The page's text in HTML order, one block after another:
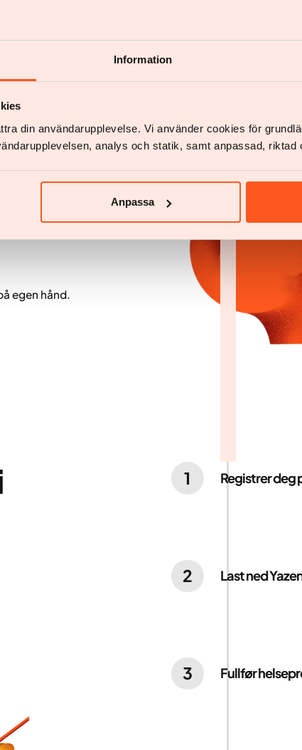
Information
din användarupplevelse. Vi använder cookies för
analys och statik, samt anpassad, riktad
Anpassa
som tar for seg
kombinerer:
egen hånd.
1 Registrer deg
2 Last ned
3 Fullfør